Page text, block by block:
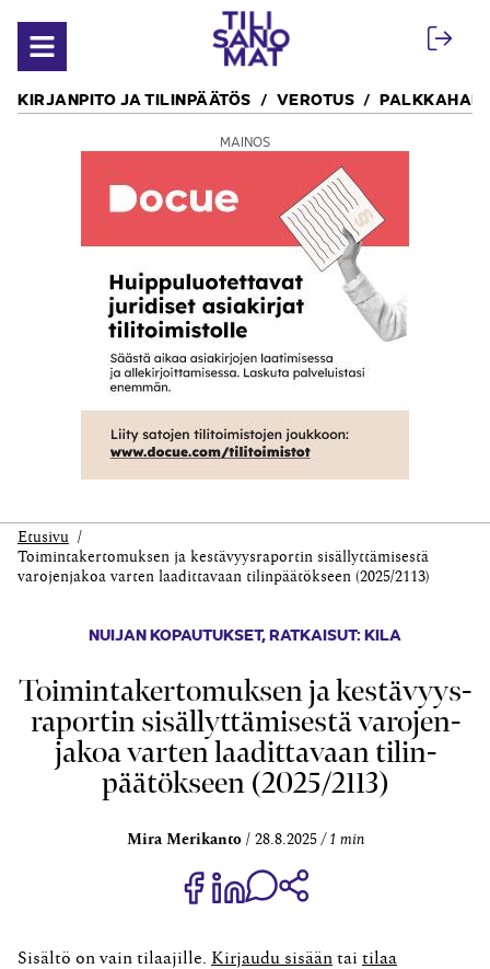
Avaa valikko
KIRJANPITO JA TILINPÄÄTÖS VEROTUS
MAINOS
Etusivu
Toiminta­kertomuksen ja kestävyys­raportin sisällyttämisestä
varojen­jakoa varten laadittavaan tilin­päätökseen (2025/2113)
NUIJAN KOPAUTUKSET,RATKAISUT: KILA
Toiminta­kertomuksen ja kestävyys­
raportin sisällyttämisestä varojen­
jakoa varten laadittavaan tilin­
päätökseen (2025/2113)
Mira Merikanto 28.8.2025 1 min
Jaa Share on Facebook
Jaa Share on LinkedIn
Jaa WhatsApp-viestinä
Sisältö on vain tilaajille. Kirjaudu sisään tai tilaa